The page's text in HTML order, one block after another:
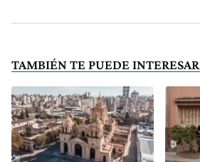
TAMBIÉN TE PUEDE INTERESAR